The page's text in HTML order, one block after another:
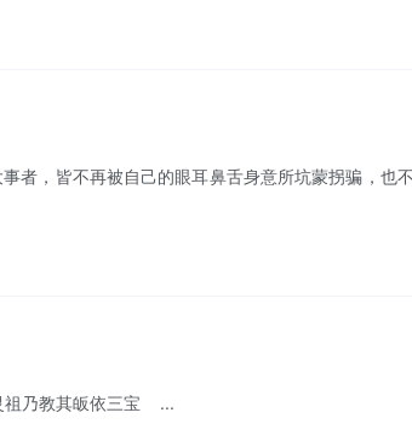
，皆不再被自己的眼耳鼻舌身意所坑蒙拐骗，也不
乃教其皈依三宝 ...